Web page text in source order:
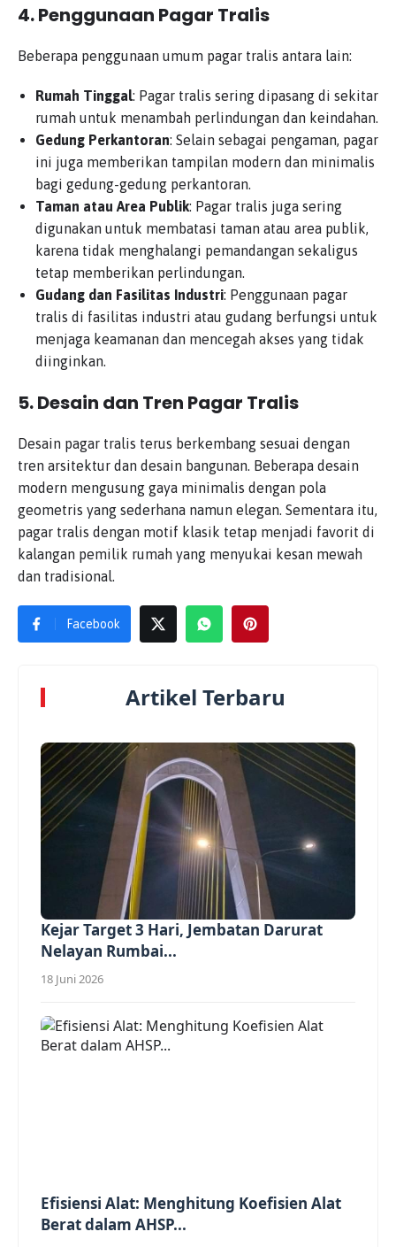
4.Penggunaan Pagar Tralis
Beberapa penggunaan umum pagar tralis antara lain:
Rumah Tinggal: Pagar tralis sering dipasang di sekitar
rumah untuk menambah perlindungan dan keindahan.
Gedung Perkantoran: Selain sebagai pengaman, pagar
ini juga memberikan tampilan modern dan minimalis
bagi gedung-gedung perkantoran.
Taman atau Area Publik: Pagar tralis juga sering
digunakan untuk membatasi taman atau area publik,
karena tidak menghalangi pemandangan sekaligus
tetap memberikan perlindungan.
Gudang dan Fasilitas Industri: Penggunaan pagar
tralis di fasilitas industri atau gudang berfungsi untuk
menjaga keamanan dan mencegah akses yang tidak
diinginkan.
5.Desain dan Tren Pagar Tralis
Desain pagar tralis terus berkembang sesuai dengan
tren arsitektur dan desain bangunan. Beberapa desain
modern mengusung gaya minimalis dengan pola
geometris yang sederhana namun elegan. Sementara itu,
pagar tralis dengan motif klasik tetap menjadi favorit di
kalangan pemilik rumah yang menyukai kesan mewah
dan tradisional.
Facebook
Artikel Terbaru
Kejar Target 3 Hari, Jembatan Darurat
Nelayan Rumbai...
18 Juni 2026
Efisiensi Alat: Menghitung Koefisien Alat
Berat dalam AHSP...